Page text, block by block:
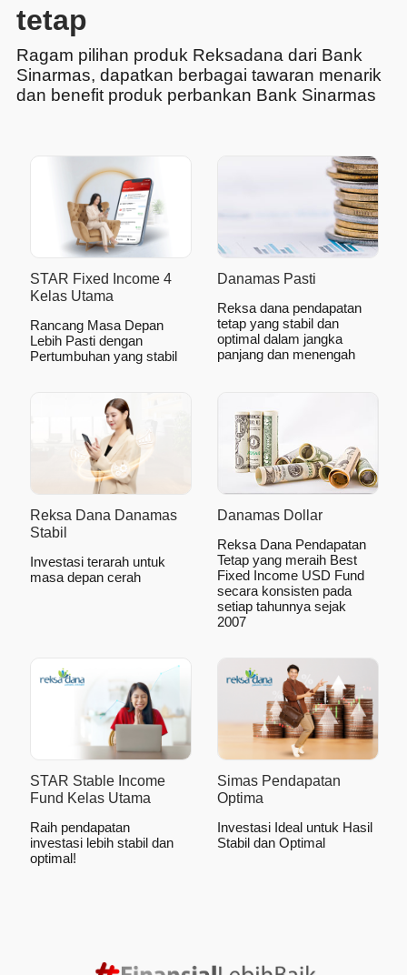
tetap
Ragam pilihan produk Reksadana dari Bank
Sinarmas, dapatkan berbagai tawaran menarik
dan benefit produk perbankan Bank Sinarmas
STAR Fixed Income 4
Kelas Utama
Rancang Masa Depan
Lebih Pasti dengan
Pertumbuhan yang stabil
Danamas Pasti
Reksa dana pendapatan
tetap yang stabil dan
optimal dalam jangka
panjang dan menengah
Reksa Dana Danamas
Stabil
Investasi terarah untuk
masa depan cerah
Danamas Dollar
Reksa Dana Pendapatan
Tetap yang meraih Best
Fixed Income USD Fund
secara konsisten pada
setiap tahunnya sejak
2007
STAR Stable Income
Fund Kelas Utama
Raih pendapatan
investasi lebih stabil dan
optimal!
Simas Pendapatan
Optima
Investasi Ideal untuk Hasil
Stabil dan Optimal